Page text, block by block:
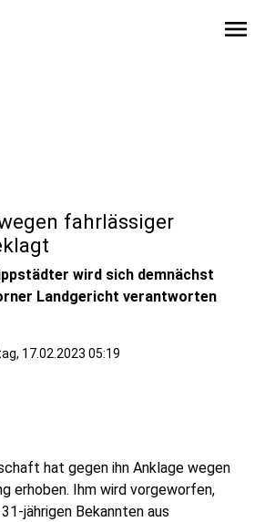
menu
fahrlässiger
wird sich demnächst
Landgericht verantworten
17.02.2023 05:19
hat gegen ihn Anklage wegen
erhoben. Ihm wird vorgeworfen,
jährigen Bekannten aus